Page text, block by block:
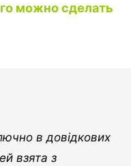
можно сделать
в довідкових
взята з